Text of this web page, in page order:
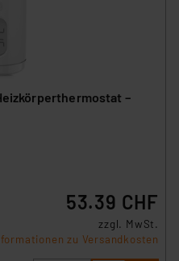
–
53.39 CHF
zzgl. MwSt.
zu Versandkosten